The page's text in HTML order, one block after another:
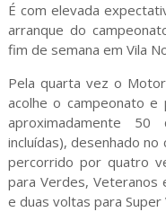
É com elevada
arranque do
fim de semana em Vila
Pela quarta vez o
acolhe o campeonato
aproximadamente
incluídas), desenhado no
percorrido por quatro
para Verdes, Veteranos
e duas voltas para